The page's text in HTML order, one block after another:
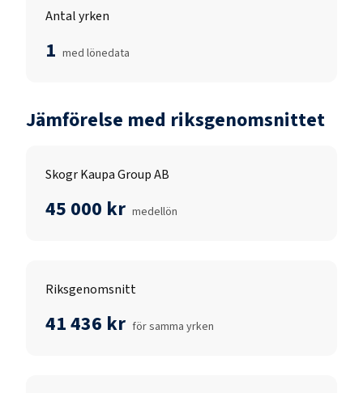
Antal yrken
1 med lönedata
Jämförelse med riksgenomsnittet
Skogr Kaupa Group AB
45 000 kr medellön
Riksgenomsnitt
41 436 kr för samma yrken